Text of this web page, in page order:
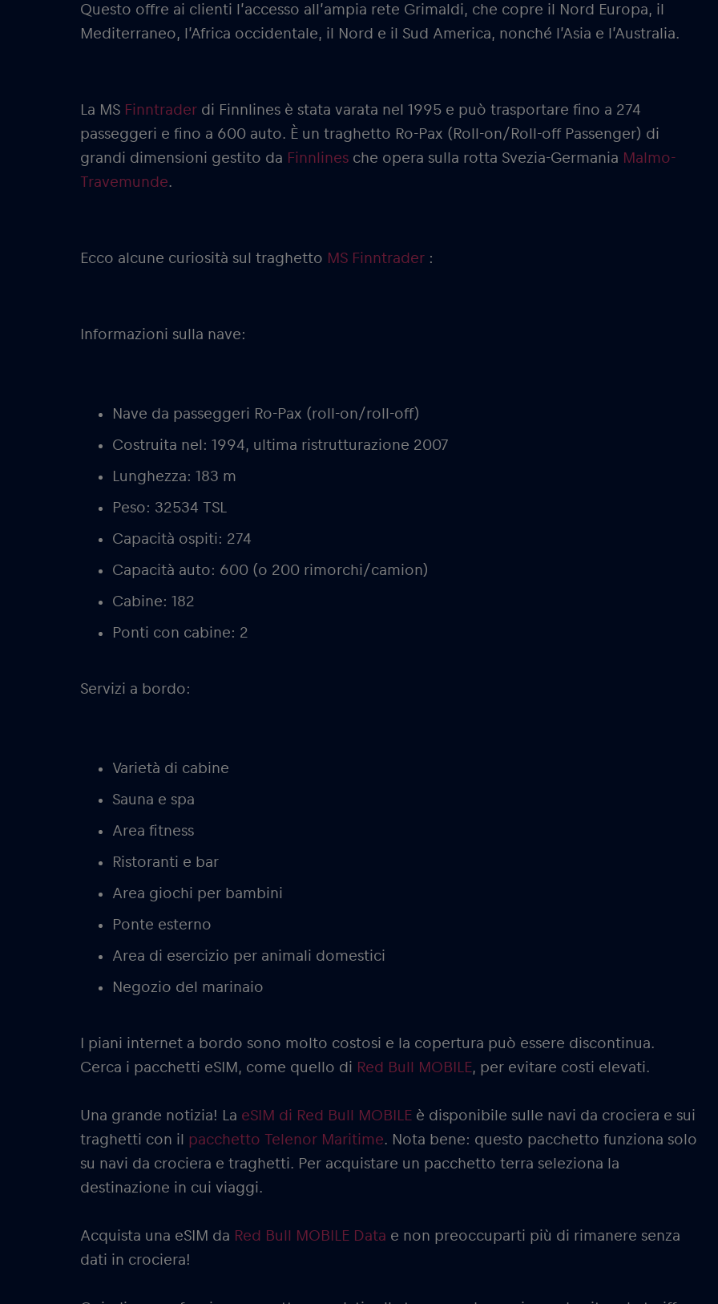
Questo offre ai clienti l’accesso all’ampia rete Grimaldi, che copre il Nord Europa, il
Mediterraneo, l’Africa occidentale, il Nord e il Sud America, nonché l’Asia e l’Australia.
La MS Finntrader di Finnlines è stata varata nel 1995 e può trasportare fino a 274
passeggeri e fino a 600 auto. È un traghetto Ro-Pax (Roll-on/Roll-off Passenger) di
grandi dimensioni gestito da Finnlines che opera sulla rotta Svezia-Germania Malmo-
Travemunde.
Ecco alcune curiosità sul traghetto MS Finntrader :
Informazioni sulla nave:
Nave da passeggeri Ro-Pax (roll-on/roll-off)
Costruita nel: 1994, ultima ristrutturazione 2007
Lunghezza: 183 m
Peso: 32534 TSL
Capacità ospiti: 274
Capacità auto: 600 (o 200 rimorchi/camion)
Cabine: 182
Ponti con cabine: 2
Servizi a bordo:
Varietà di cabine
Sauna e spa
Area fitness
Ristoranti e bar
Area giochi per bambini
Ponte esterno
Area di esercizio per animali domestici
Negozio del marinaio
I piani internet a bordo sono molto costosi e la copertura può essere discontinua.
Cerca i pacchetti eSIM, come quello di Red Bull MOBILE, per evitare costi elevati.
Una grande notizia! La eSIM di Red Bull MOBILE è disponibile sulle navi da crociera e sui
traghetti con il pacchetto Telenor Maritime. Nota bene: questo pacchetto funziona solo
su navi da crociera e traghetti. Per acquistare un pacchetto terra seleziona la
destinazione in cui viaggi.
Acquista una eSIM da Red Bull MOBILE Data e non preoccuparti più di rimanere senza
dati in crociera!